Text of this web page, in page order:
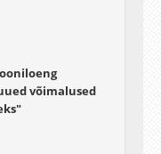
võimalused